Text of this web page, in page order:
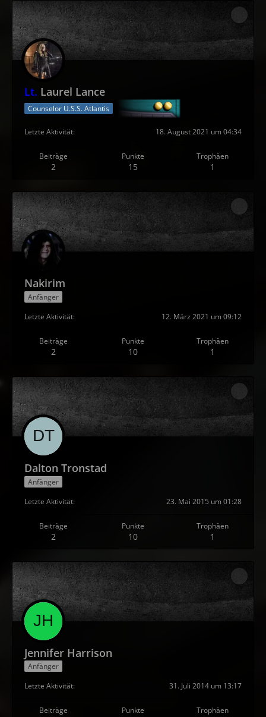
Lt. Laurel Lance
Counselor U.S.S. Atlantis
Letzte Aktivität 18. August 2021 um 04:34
Beiträge
2
Punkte
15
Trophäen
1
Nakirim
Anfänger
Letzte Aktivität
12. März 2021 um 09:12
Beiträge
2
Punkte
10
Trophäen
1
Dalton Tronstad
Anfänger
Letzte Aktivität
23. Mai 2015 um 01:28
Beiträge
2
Punkte
10
Trophäen
1
Jennifer Harrison
Anfänger
Letzte Aktivität
31. Juli 2014 um 13:17
Beiträge Punkte Trophäen